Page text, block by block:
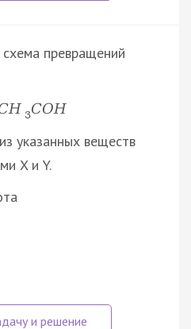
превращений
H 3COH
указанных веществ
X и Y.